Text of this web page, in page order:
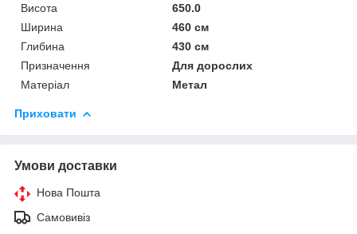
Висота
650.0
Ширина
460 см
Глибина
430 см
Призначення
Для дорослих
Матеріал
Метал
Приховати
Умови доставки
Нова Пошта
Самовивіз